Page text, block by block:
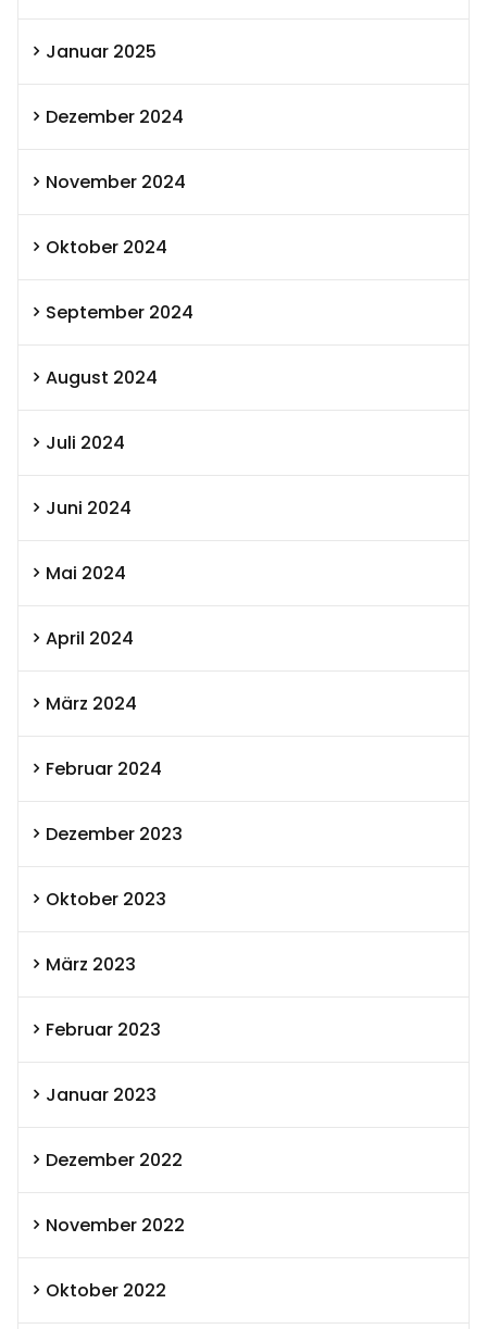
Januar 2025
Dezember 2024
November 2024
Oktober 2024
September 2024
August 2024
Juli 2024
Juni 2024
Mai 2024
April 2024
März 2024
Februar 2024
Dezember 2023
Oktober 2023
März 2023
Februar 2023
Januar 2023
Dezember 2022
November 2022
Oktober 2022